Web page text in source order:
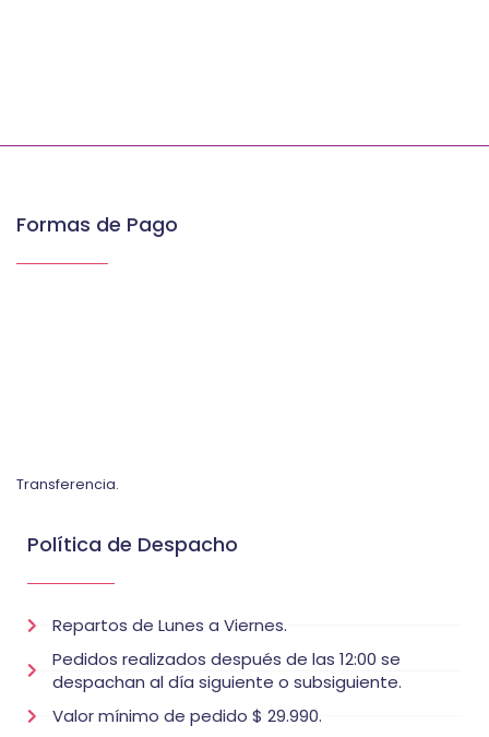
Formas de Pago
Transferencia.
Política de Despacho
Repartos de Lunes a Viernes.
Pedidos realizados después de las 12:00 se
despachan al día siguiente o subsiguiente.
Valor mínimo de pedido $ 29.990.